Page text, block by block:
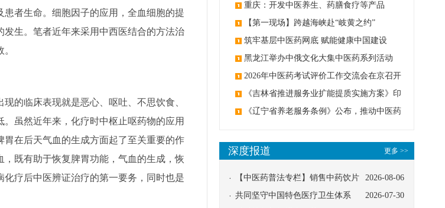
者生命。细胞因子的应用，全血细胞的提
生。笔者近年来采用中西医结合的方法治
的临床表现就是恶心、呕吐、不思饮食、
虽然近年来，化疗时中枢止呕药物的应用
在后天气血的生成方面起了至关重要的作
既有助于恢复脾胃功能，气血的生成，恢
疗后中医辨证治疗的第一要务，同时也是
重庆：开发中医养生、药膳食疗等产品
【第一现场】跨越海峡赴“岐黄之约”
筑牢基层中医药网底 赋能健康中国建设
黑龙江举办中俄文化大集中医药系列活动
2026年中医药考试评价工作交流会在京召开
《吉林省推进服务业扩能提质实施方案》印
发：创建中医类国家医学中心
《辽宁省养老服务条例》公布，推动中医药
更多 >>
深度报道
2026-08-06
【中医药普法专栏】销售中药饮片
应告知煎服方法及注意事项
2026-07-30
共同坚守中国特色医疗卫生体系